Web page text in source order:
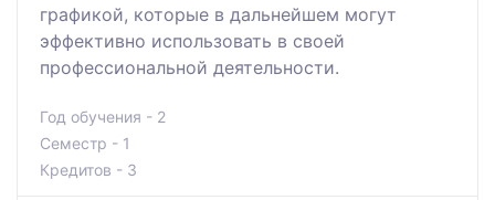
графикой, которые в дальнейшем могут
эффективно использовать в своей
профессиональной деятельности.
Год обучения - 2
Семестр - 1
Кредитов - 3